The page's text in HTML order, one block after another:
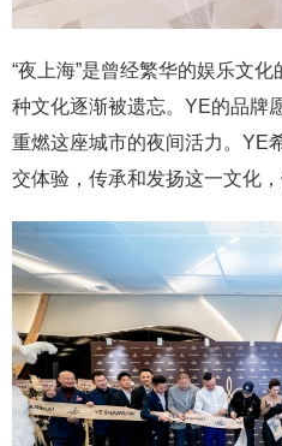
“夜上海”是曾经繁华的娱乐文
种文化逐渐被遗忘。YE的品牌
重燃这座城市的夜间活力。YE
交体验，传承和发扬这一文化，